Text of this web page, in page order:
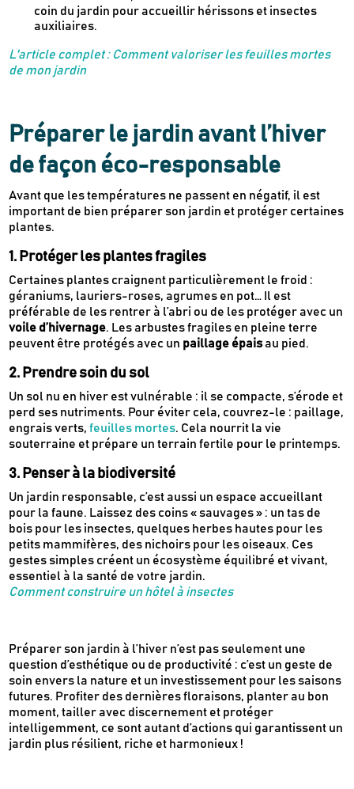
Des guides d’achats de produits éco-
Des conseils et des décryptages pour mieux
consommer
Recevez en cadeau votre livret de
tutos
Le Kaba !
coin du jardin pour accueillir hérissons et insectes
auxiliaires.
L'article complet : Comment valoriser les feuilles mortes
de mon jardin
Préparer le jardin avant l’hiver
de façon éco-responsable
Avant que les températures ne passent en négatif, il est
important de bien préparer son jardin et protéger certaines
plantes.
1. Protéger les plantes fragiles
Certaines plantes craignent particulièrement le froid :
géraniums, lauriers-roses, agrumes en pot… Il est
préférable de les rentrer à l’abri ou de les protéger avec un
voile d’hivernage. Les arbustes fragiles en pleine terre
peuvent être protégés avec un paillage épaisau pied.
2. Prendre soin du sol
Un sol nu en hiver est vulnérable : il se compacte, s’érode et
perd ses nutriments. Pour éviter cela, couvrez-le : paillage,
engrais verts,feuilles mortes. Cela nourrit la vie
souterraine et prépare un terrain fertile pour le printemps.
3. Penser à la biodiversité
Un jardin responsable, c’est aussi un espace accueillant
pour la faune. Laissez des coins « sauvages » : un tas de
bois pour les insectes, quelques herbes hautes pour les
petits mammifères, des nichoirs pour les oiseaux. Ces
gestes simples créent un écosystème équilibré et vivant,
essentiel à la santé de votre jardin.
Comment construire un hôtel à insectes
Préparer son jardin à l’hiver n’est pas seulement une
question d’esthétique ou de productivité : c’est un geste de
soin envers la nature et un investissement pour les saisons
futures. Profiter des dernières floraisons, planter au bon
moment, tailler avec discernement et protéger
intelligemment, ce sont autant d’actions qui garantissent un
jardin plus résilient, riche et harmonieux !